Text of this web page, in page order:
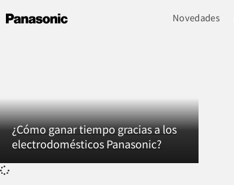
Novedades
¿Cómo ganar tiempo gracias a los
electrodomésticos Panasonic?